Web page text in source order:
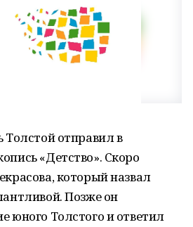
Толстой отправил в
«Детство». Скоро
который назвал
Позже он
юного Толстого и ответил